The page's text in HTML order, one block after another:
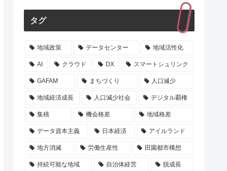
タグ
地域政策 データセンター 地域活性化
AI クラウド DX スマートシュリンク
GAFAM まちづくり 人口減少
地域経済成長 人口減少社会 デジタル覇権
集積 機会格差 地域格差
データ資本主義 日本経済 アイルランド
地方消滅 労働生産性 田園都市構想
持続可能な地域 自治体経営 脱成長